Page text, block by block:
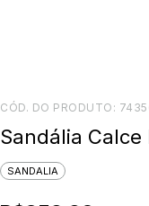
CÓD. DO PRODUTO:
Sandália Calce
SANDALIA